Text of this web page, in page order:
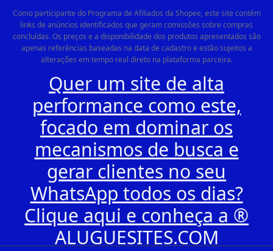
Como participante do Programa de Afiliados da Shopee, este site contém
links de anúncios identificados que geram comissões sobre compras
concluídas. Os preços e a disponibilidade dos produtos apresentados são
apenas referências baseadas na data de cadastro e estão sujeitos a
alterações em tempo real direto na plataforma parceira.
Quer um site de alta
performance como este,
focado em dominar os
mecanismos de busca e
gerar clientes no seu
WhatsApp todos os dias?
Clique aqui e conheça a ®
ALUGUESITES.COM